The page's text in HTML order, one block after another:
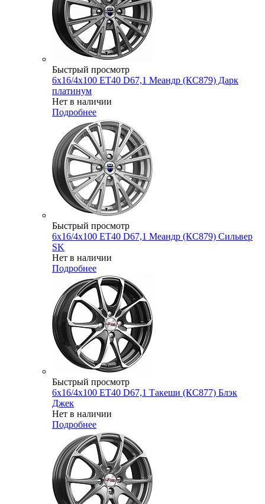
Быстрый просмотр
6x16/4x100 ET40 D67,1 Меандр (КС879) Дарк
платинум
Нет в наличии
Подробнее
Быстрый просмотр
6x16/4x100 ET40 D67,1 Меандр (КС879) Сильвер
SK
Нет в наличии
Подробнее
Быстрый просмотр
6x16/4x100 ET40 D67,1 Такеши (КС877) Блэк
Джек
Нет в наличии
Подробнее